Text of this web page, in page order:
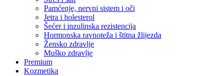
Pamćenje, nervni sistem i oči
Jetra i holesterol
Šećer i inzulinska rezistencija
Hormonska ravnoteža i štitna žlijezda
Žensko zdravlje
Muško zdravlje
Premium
Kozmetika